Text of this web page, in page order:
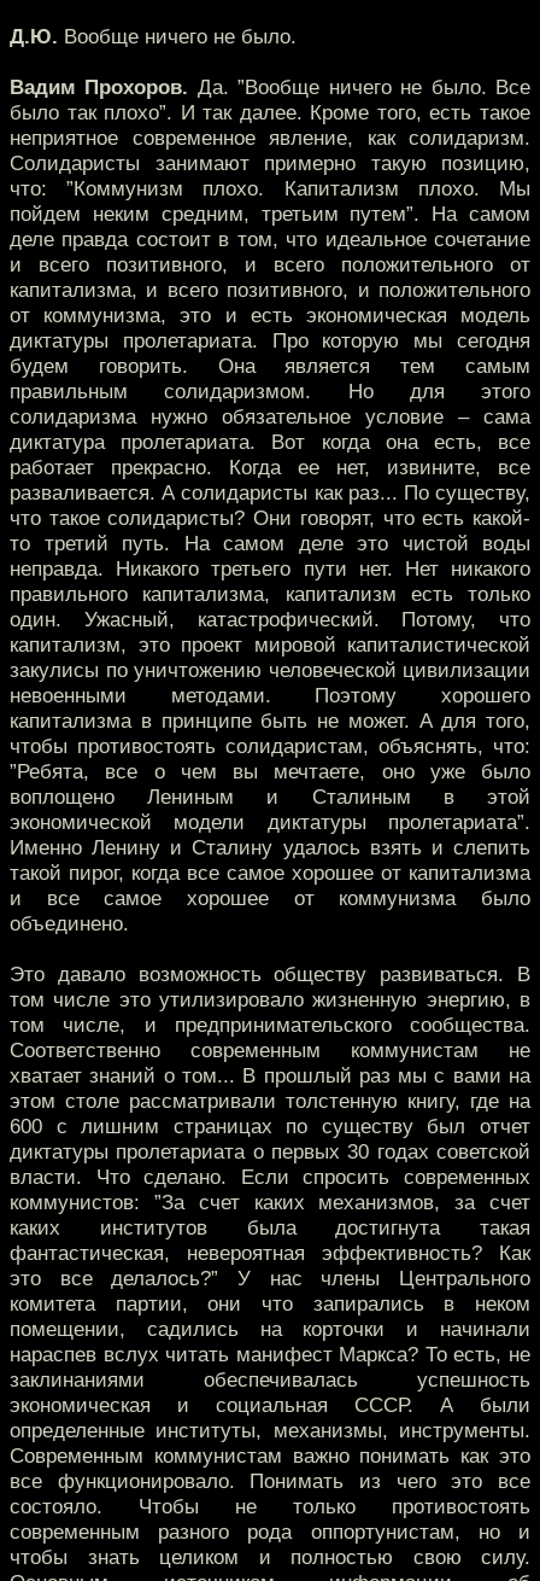
Д.Ю. Вообще ничего не было.
Вадим Прохоров. Да. ”Вообще ничего не было. Все
было так плохо”. И так далее. Кроме того, есть такое
неприятное современное явление, как солидаризм.
Солидаристы занимают примерно такую позицию,
что: ”Коммунизм плохо. Капитализм плохо. Мы
пойдем неким средним, третьим путем”. На самом
деле правда состоит в том, что идеальное сочетание
и всего позитивного, и всего положительного от
капитализма, и всего позитивного, и положительного
от коммунизма, это и есть экономическая модель
диктатуры пролетариата. Про которую мы сегодня
будем говорить. Она является тем самым
правильным солидаризмом. Но для этого
солидаризма нужно обязательное условие – сама
диктатура пролетариата. Вот когда она есть, все
работает прекрасно. Когда ее нет, извините, все
разваливается. А солидаристы как раз... По существу,
что такое солидаристы? Они говорят, что есть какой-
то третий путь. На самом деле это чистой воды
неправда. Никакого третьего пути нет. Нет никакого
правильного капитализма, капитализм есть только
один. Ужасный, катастрофический. Потому, что
капитализм, это проект мировой капиталистической
закулисы по уничтожению человеческой цивилизации
невоенными методами. Поэтому хорошего
капитализма в принципе быть не может. А для того,
чтобы противостоять солидаристам, объяснять, что:
”Ребята, все о чем вы мечтаете, оно уже было
воплощено Лениным и Сталиным в этой
экономической модели диктатуры пролетариата”.
Именно Ленину и Сталину удалось взять и слепить
такой пирог, когда все самое хорошее от капитализма
и все самое хорошее от коммунизма было
объединено.
Это давало возможность обществу развиваться. В
том числе это утилизировало жизненную энергию, в
том числе, и предпринимательского сообщества.
Соответственно современным коммунистам не
хватает знаний о том... В прошлый раз мы с вами на
этом столе рассматривали толстенную книгу, где на
600 с лишним страницах по существу был отчет
диктатуры пролетариата о первых 30 годах советской
власти. Что сделано. Если спросить современных
коммунистов: ”За счет каких механизмов, за счет
каких институтов была достигнута такая
фантастическая, невероятная эффективность? Как
это все делалось?” У нас члены Центрального
комитета партии, они что запирались в неком
помещении, садились на корточки и начинали
нараспев вслух читать манифест Маркса? То есть, не
заклинаниями обеспечивалась успешность
экономическая и социальная СССР. А были
определенные институты, механизмы, инструменты.
Современным коммунистам важно понимать как это
все функционировало. Понимать из чего это все
состояло. Чтобы не только противостоять
современным разного рода оппортунистам, но и
чтобы знать целиком и полностью свою силу.